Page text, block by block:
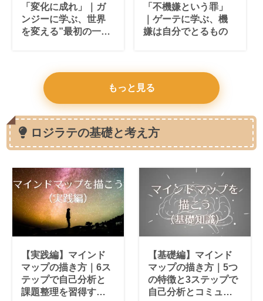
「変化に成れ」｜ガ
ンジーに学ぶ、世界
を変える”最初の一
「不機嫌という罪」
｜ゲーテに学ぶ、機
嫌は自分でとるもの
もっと見る
ロジラテの基礎と考え方
【実践編】マインド
マップの描き方｜6ス
テップで自己分析と
課題整理を習得する
【基礎編】マインド
マップの描き方｜5つ
の特徴と3ステップで
自己分析とコミュニ